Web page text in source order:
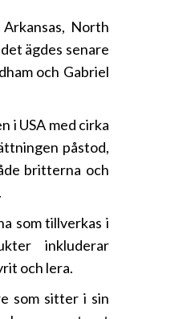
North
ägdes senare
och Gabriel
i USA med cirka
påstod,
britterna och
som tillverkas i
inkluderar
och lera.
som sitter i sin